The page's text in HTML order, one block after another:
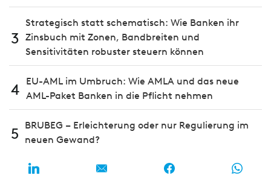
3
Strategisch statt schematisch: Wie Banken ihr
Zinsbuch mit Zonen, Bandbreiten und
Sensitivitäten robuster steuern können
4
EU-AML im Umbruch: Wie AMLA und das neue
AML-Paket Banken in die Pflicht nehmen
5
BRUBEG – Erleichterung oder nur Regulierung im
neuen Gewand?